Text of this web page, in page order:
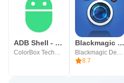
أثناء التعلم.
لماذا هذا التطبيق هو الأفضل؟
المشروعات التقنية هذا التطبيق،
مع باحثين مختصين في مجال التعليم
ADB Shell - Debug Toolbox Blackmagic Camera
8.7